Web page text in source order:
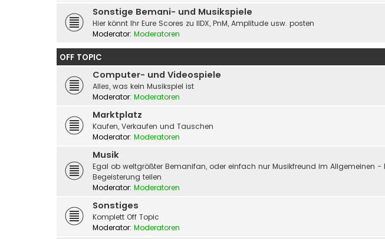
Sonstige Bemani- und Musikspiele
Hier könnt Ihr Eure Scores zu IIDX, PnM, Amplitude usw. posten
Moderator: Moderatoren
OFF TOPIC
Computer- und Videospiele
Alles, was kein Musikspiel ist
Moderator: Moderatoren
Marktplatz
Kaufen, Verkaufen und Tauschen
Moderator: Moderatoren
Musik
Egal ob weltgrößter Bemanifan, oder einfach nur Musikfreund im Allgemeinen -
Begeisterung teilen
Moderator: Moderatoren
Sonstiges
Komplett Off Topic
Moderator: Moderatoren